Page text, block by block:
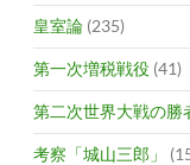
皇室論 (235)
第一次増税戦役 (41)
第二次世界大戦の勝
考察「城山三郎」